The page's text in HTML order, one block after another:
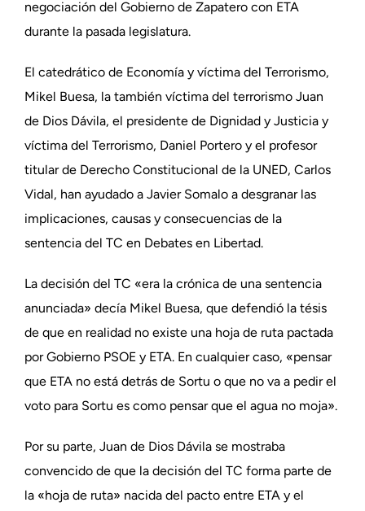
negociación del Gobierno de Zapatero con ETA
durante la pasada legislatura.
El catedrático de Economía y víctima del Terrorismo,
Mikel Buesa, la también víctima del terrorismo Juan
de Dios Dávila, el presidente de Dignidad y Justicia y
víctima del Terrorismo, Daniel Portero y el profesor
titular de Derecho Constitucional de la UNED, Carlos
Vidal, han ayudado a Javier Somalo a desgranar las
implicaciones, causas y consecuencias de la
sentencia del TC en Debates en Libertad.
La decisión del TC «era la crónica de una sentencia
anunciada» decía Mikel Buesa, que defendió la tésis
de que en realidad no existe una hoja de ruta pactada
por Gobierno PSOE y ETA. En cualquier caso, «pensar
que ETA no está detrás de Sortu o que no va a pedir el
voto para Sortu es como pensar que el agua no moja».
Por su parte, Juan de Dios Dávila se mostraba
convencido de que la decisión del TC forma parte de
la «hoja de ruta» nacida del pacto entre ETA y el